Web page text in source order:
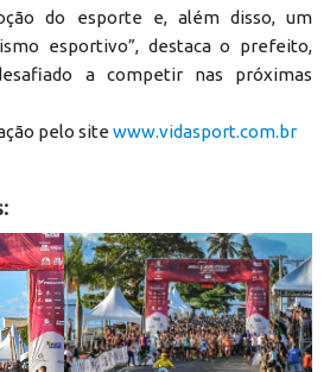
do esporte e, além disso, um
esportivo”, destaca o prefeito,
a competir nas próximas
pelo site www.vidasport.com.br